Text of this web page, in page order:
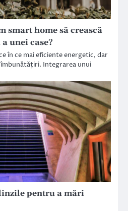
smart home să crească
unei case?
în ce mai eficiente energetic, dar
Integrarea unui
pentru a mări